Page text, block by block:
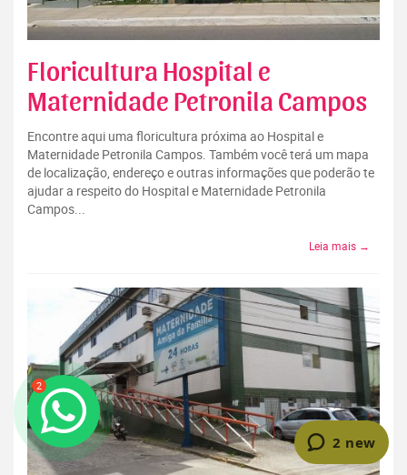
2
Floricultura Hospital e
Maternidade Petronila Campos
Encontre aqui uma floricultura próxima ao Hospital e
Maternidade Petronila Campos. Também você terá um mapa
de localização, endereço e outras informações que poderão te
ajudar a respeito do Hospital e Maternidade Petronila
Campos...
Leia mais →